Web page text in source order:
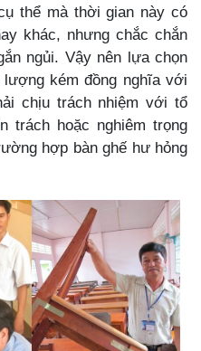
thể mà thời gian này có
khác, nhưng chắc chắn
ngủi. Vậy nên lựa chọn
kém đồng nghĩa với
chịu trách nhiệm với tổ
trách hoặc nghiêm trọng
hợp bàn ghế hư hỏng